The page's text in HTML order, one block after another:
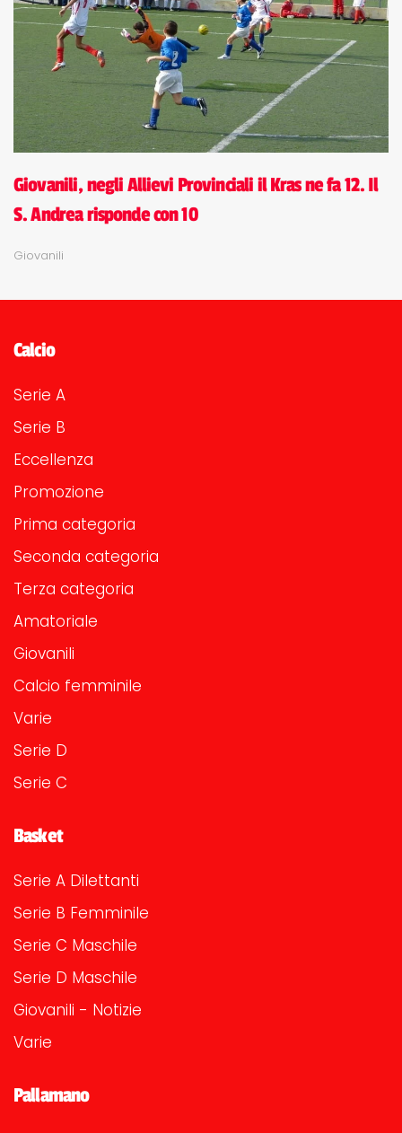
Giovanili, negli Allievi Provinciali il Kras ne fa 12. Il
S. Andrea risponde con 10
Giovanili
Calcio
Serie A
Serie B
Eccellenza
Promozione
Prima categoria
Seconda categoria
Terza categoria
Amatoriale
Giovanili
Calcio femminile
Varie
Serie D
Serie C
Basket
Serie A Dilettanti
Serie B Femminile
Serie C Maschile
Serie D Maschile
Giovanili - Notizie
Varie
Pallamano